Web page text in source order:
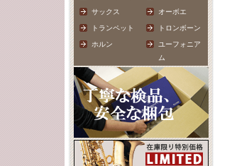
サックス オーボエ
トランペット トロンボーン
ホルン
ユーフォニア
ム